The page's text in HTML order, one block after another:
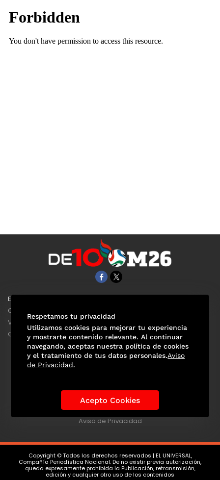
EL UNIVERSAL
Clase
ViveUSA
Confabulario
Historia de los Mundiales Lo viral Anécdotas Mundialistas
Las Figuras Tendencias Directorio
Aviso de Privacidad
Copyright © Todos los derechos reservados | EL UNIVERSAL,
Compañía Periodística Nacional. De no existir previa autorización,
queda expresamente prohibida la Publicación, retransmisión,
edición y cualquier otro uso de los contenidos
Respetamos tu privacidad
Utilizamos cookies para mejorar tu experiencia
y mostrarte contenido relevante. Al continuar
navegando, aceptas nuestra política de cookies
y el tratamiento de tus datos personales.Aviso
de Privacidad.
Acepto Cookies